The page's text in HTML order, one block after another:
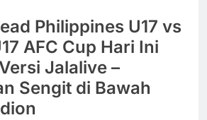
Philippines U17 vs
AFC Cup Hari Ini
Jalalive –
Sengit di Bawah